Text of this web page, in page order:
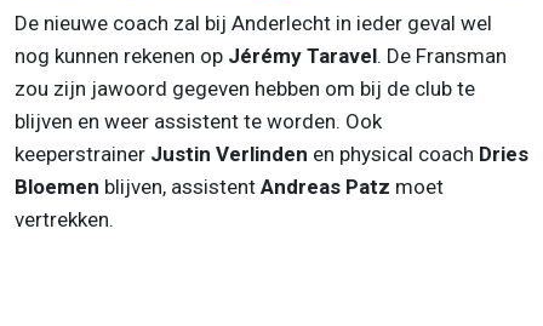
De nieuwe coach zal bij Anderlecht in ieder geval wel
nog kunnen rekenen op Jérémy Taravel. De Fransman
zou zijn jawoord gegeven hebben om bij de club te
blijven en weer assistent te worden. Ook
keeperstrainer Justin Verlinden en physical coach Dries
Bloemen blijven, assistent Andreas Patz moet
vertrekken.